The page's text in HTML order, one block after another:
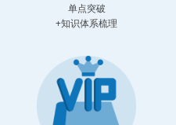
单点突破
+知识体系梳理